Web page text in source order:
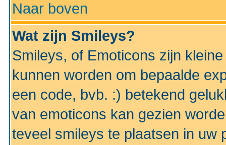
Naar boven
Wat zijn Smileys?
Smileys, of Emoticons zijn
kunnen worden om bepaalde
een code, bvb. :) betekend
van emoticons kan gezien
teveel smileys te plaatsen in uw